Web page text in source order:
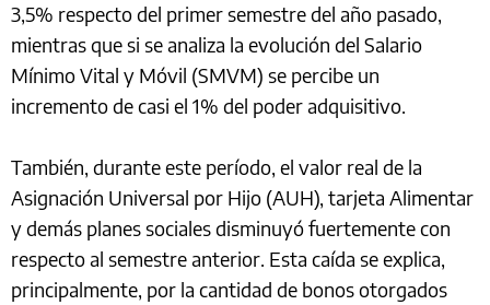
3,5% respecto del primer semestre del año pasado,
mientras que si se analiza la evolución del Salario
Mínimo Vital y Móvil (SMVM) se percibe un
incremento de casi el 1% del poder adquisitivo.
También, durante este período, el valor real de la
Asignación Universal por Hijo (AUH), tarjeta Alimentar
y demás planes sociales disminuyó fuertemente con
respecto al semestre anterior. Esta caída se explica,
principalmente, por la cantidad de bonos otorgados